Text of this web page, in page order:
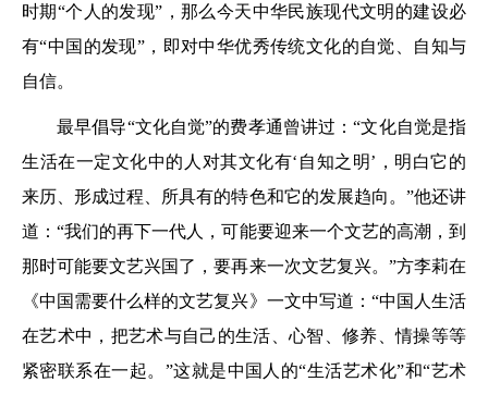
时期“个人的发现”，那么今天中华民族现代文明的建设必
有“中国的发现”，即对中华优秀传统文化的自觉、自知与
自信。
最早倡导“文化自觉”的费孝通曾讲过：“文化自觉是指
生活在一定文化中的人对其文化有‘自知之明’，明白它的
来历、形成过程、所具有的特色和它的发展趋向。”他还讲
道：“我们的再下一代人，可能要迎来一个文艺的高潮，到
那时可能要文艺兴国了，要再来一次文艺复兴。”方李莉在
《中国需要什么样的文艺复兴》一文中写道：“中国人生活
在艺术中，把艺术与自己的生活、心智、修养、情操等等
紧密联系在一起。”这就是中国人的“生活艺术化”和“艺术